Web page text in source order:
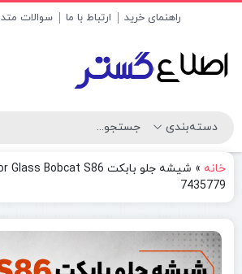
راهنمای خرید ارتباط با ما سوالات
خانه »
7435779